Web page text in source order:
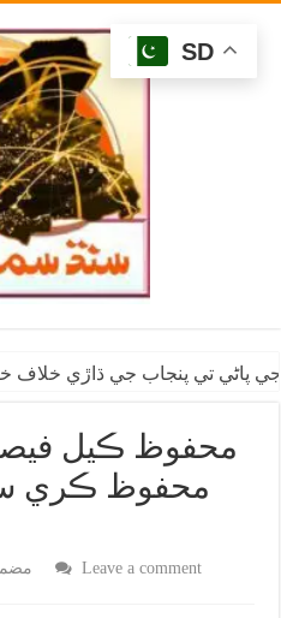
پاڻي تي پنجاب جي ڌاڙي خلاف
جو نه پر سڀني جو آهي: ف
محفوظ ڪيل
محفوظ ڪري
Leave a comment
SD